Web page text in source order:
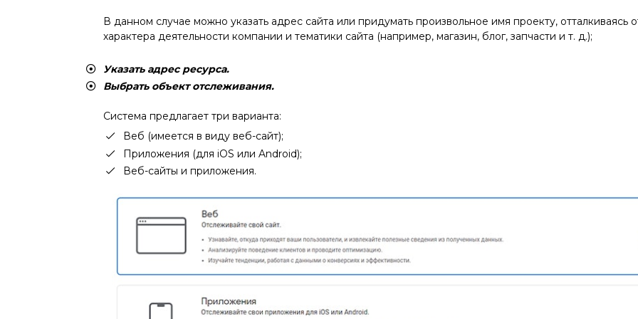
В данном случае можно указать адрес сайта или придумать произвольное имя проекту, отталкиваясь
характера деятельности компании и тематики сайта (например, магазин, блог, запчасти и т. д.);
Указать адрес ресурса.
Выбрать объект отслеживания.
Система предлагает три варианта:
Веб (имеется в виду веб-сайт);
Приложения (для iOS или Android);
Веб-сайты и приложения.